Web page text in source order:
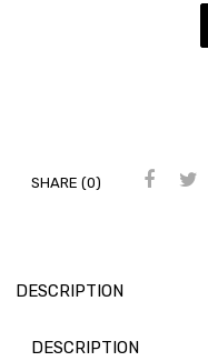
SHARE (0)
DESCRIPTION
DESCRIPTION